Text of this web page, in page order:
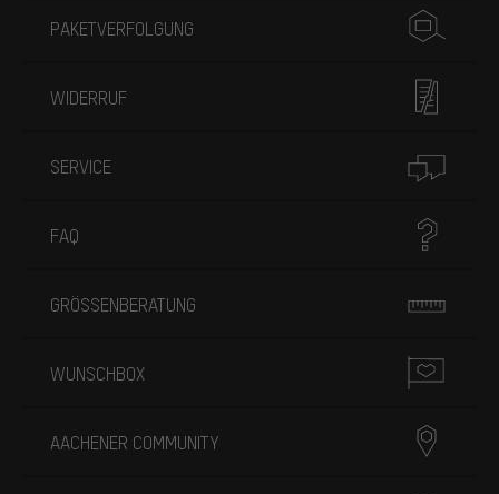
PAKETVERFOLGUNG
WIDERRUF
SERVICE
FAQ
GRÖSSENBERATUNG
WUNSCHBOX
AACHENER COMMUNITY